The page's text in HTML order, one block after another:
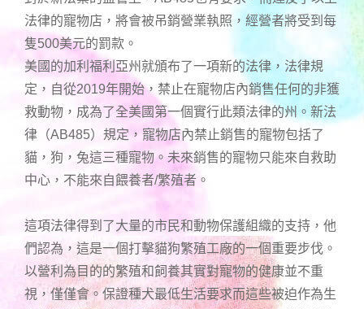
法律的寵物店，將會被吊銷營業執照，經營者將受到每
隻500美元的罰款。
美國的加利福利亞州就頒布了一項新的法律，法律規
定，自從2019年開始，禁止在寵物店內銷售任何的非獲
救動物，成為了全美國第一個實行此類法律的州。新法
律（AB485）規定，寵物店內禁止銷售的寵物包括了
貓，狗，兔這三種寵物。未來銷售的寵物只能來自救助
中心，不能來自餵養者/繁殖者。
這項法律得到了大量的市民和動物保護組織的支持，他
們認為，這是一個打擊貓狗繁殖工廠的一個重要步伐。
以營利為目的的繁殖和飼養其實對寵物的健康並不重
視，僅僅會。保證種犬最低生活要求而這些被迫作為生